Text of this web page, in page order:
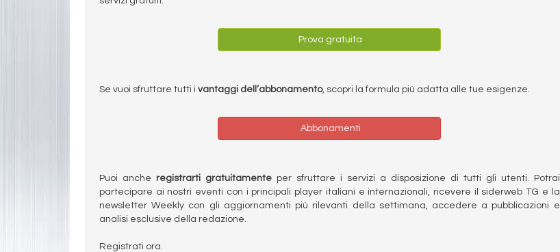
Prova gratuita
Se vuoi sfruttare tutti i vantaggi dell’abbonamento, scopri la formula più adatta alle tue esigenze.
Abbonamenti
Puoi anche registrarti gratuitamenteper sfruttare i servizi a disposizione di tutti gli utenti. Potrai
partecipare ai nostri eventi con i principali player italiani e internazionali, ricevere il siderweb TG e la
newsletter Weekly con gli aggiornamenti più rilevanti della settimana, accedere a pubblicazioni e
analisi esclusive della redazione.
Registrati ora.